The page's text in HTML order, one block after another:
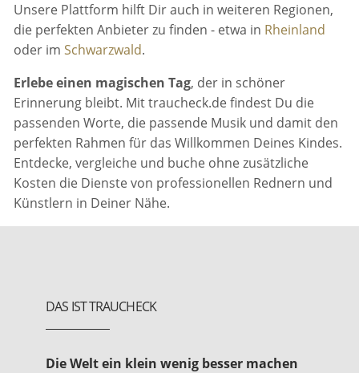
Unsere Plattform hilft Dir auch in weiteren Regionen,
die perfekten Anbieter zu finden - etwa in Rheinland
oder imSchwarzwald.
Erlebe einen magischen Tag, der in schöner
Erinnerung bleibt. Mit traucheck.de findest Du die
passenden Worte, die passende Musik und damit den
perfekten Rahmen für das Willkommen Deines Kindes.
Entdecke, vergleiche und buche ohne zusätzliche
Kosten die Dienste von professionellen Rednern und
Künstlern in Deiner Nähe.
DAS IST TRAUCHECK
Die Welt ein klein wenig besser machen